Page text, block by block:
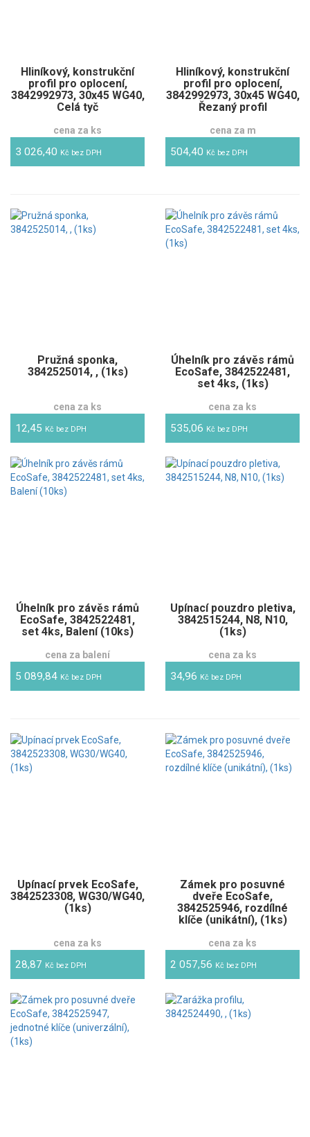
Hliníkový, konstrukční
profil pro oplocení,
3842992973, 30x45 WG40,
Celá tyč
cena za ks
3 026,40 Kč bez DPH
Hliníkový, konstrukční
profil pro oplocení,
3842992973, 30x45 WG40,
Řezaný profil
cena za m
504,40 Kč bez DPH
Pružná sponka,
3842525014, , (1ks)
cena za ks
12,45 Kč bez DPH
Úhelník pro závěs rámů
EcoSafe, 3842522481,
set 4ks, (1ks)
cena za ks
535,06 Kč bez DPH
Úhelník pro závěs rámů
EcoSafe, 3842522481,
set 4ks, Balení (10ks)
cena za balení
5 089,84 Kč bez DPH
Upínací pouzdro pletiva,
3842515244, N8, N10,
(1ks)
cena za ks
34,96 Kč bez DPH
Upínací prvek EcoSafe,
3842523308, WG30/WG40,
(1ks)
cena za ks
28,87 Kč bez DPH
Zámek pro posuvné
dveře EcoSafe,
3842525946, rozdílné
klíče (unikátní), (1ks)
cena za ks
2 057,56 Kč bez DPH